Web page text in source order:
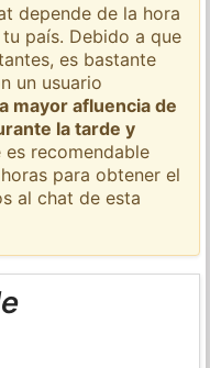
depende de la hora
país. Debido a que
es bastante
un usuario
mayor afluencia de
la tarde y
recomendable
para obtener el
al chat de esta